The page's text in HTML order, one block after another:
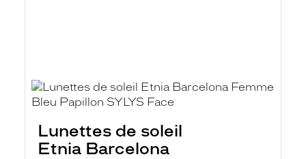
Lunettes de soleil
Etnia Barcelona